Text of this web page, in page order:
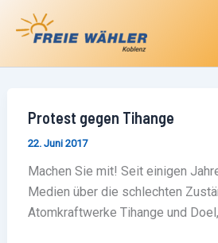
Inhalt
Protest gegen Tihange
22. Juni 2017
Machen Sie mit! Seit einigen
Medien über die schlechten
Atomkraftwerke Tihange und
Protest
gegen
Tihange